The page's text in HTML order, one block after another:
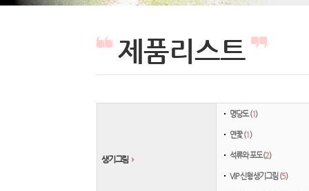
제품리스트
생기그림
명당도 (1)
연꽃 (1)
석류와 포도 (2)
VIP 신형 생기그림 (5)